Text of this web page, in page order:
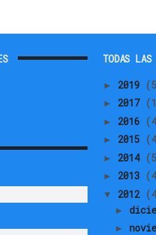
TODAS
► 2019
► 2017
► 2016
► 2015
► 2014
► 2013
▼ 2012
►
►